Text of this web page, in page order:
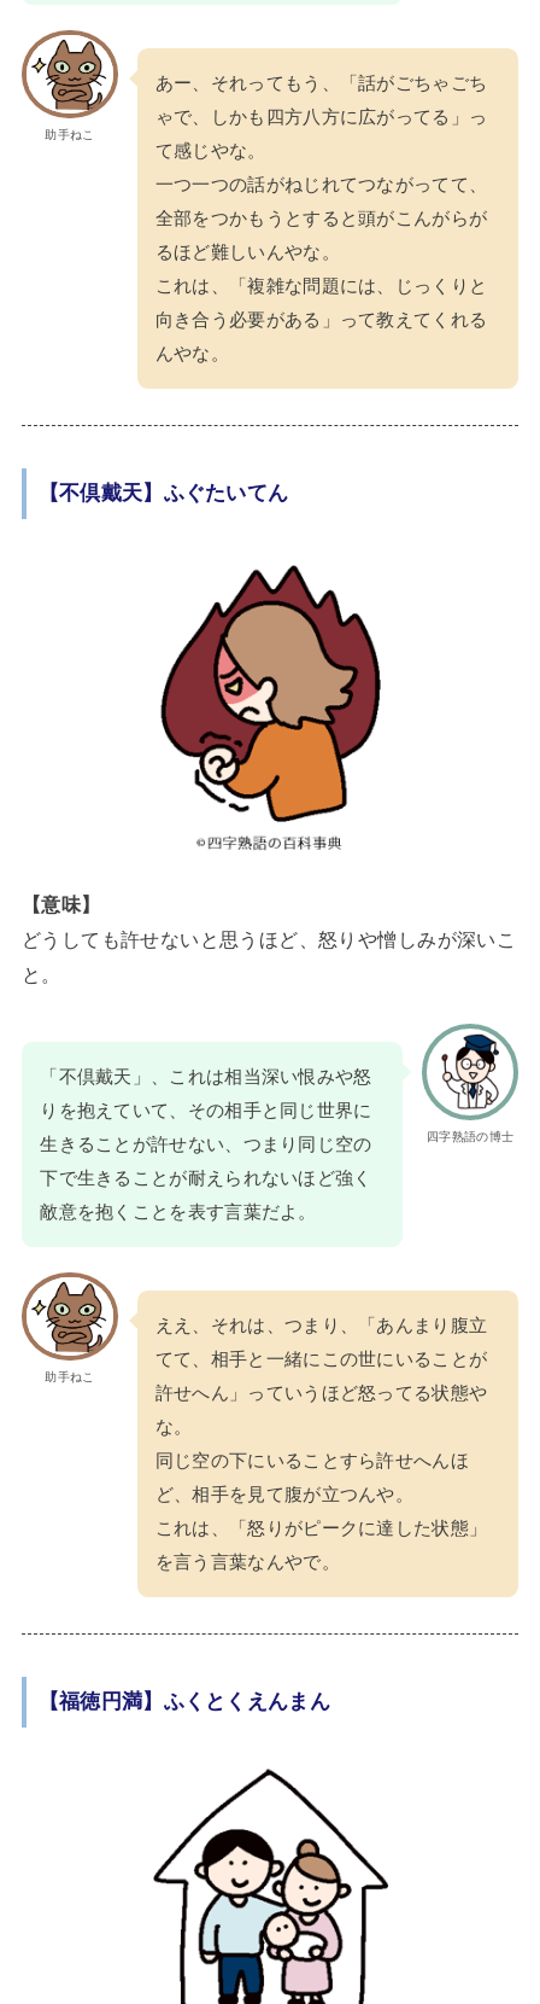
助手ねこ
あー、それってもう、「話がごちゃごち
ゃで、しかも四方八方に広がってる」っ
て感じやな。
一つ一つの話がねじれてつながってて、
全部をつかもうとすると頭がこんがらが
るほど難しいんやな。
これは、「複雑な問題には、じっくりと
向き合う必要がある」って教えてくれる
んやな。
【不倶戴天】ふぐたいてん
【意味】
どうしても許せないと思うほど、怒りや憎しみが深いこ
と。
四字熟語の博士
「不倶戴天」、これは相当深い恨みや怒
りを抱えていて、その相手と同じ世界に
生きることが許せない、つまり同じ空の
下で生きることが耐えられないほど強く
敵意を抱くことを表す言葉だよ。
助手ねこ
ええ、それは、つまり、「あんまり腹立
てて、相手と一緒にこの世にいることが
許せへん」っていうほど怒ってる状態や
な。
同じ空の下にいることすら許せへんほ
ど、相手を見て腹が立つんや。
これは、「怒りがピークに達した状態」
を言う言葉なんやで。
【福徳円満】ふくとくえんまん